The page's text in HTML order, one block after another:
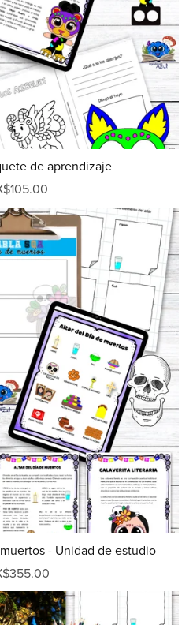
de aprendizaje
- Unidad de estudio